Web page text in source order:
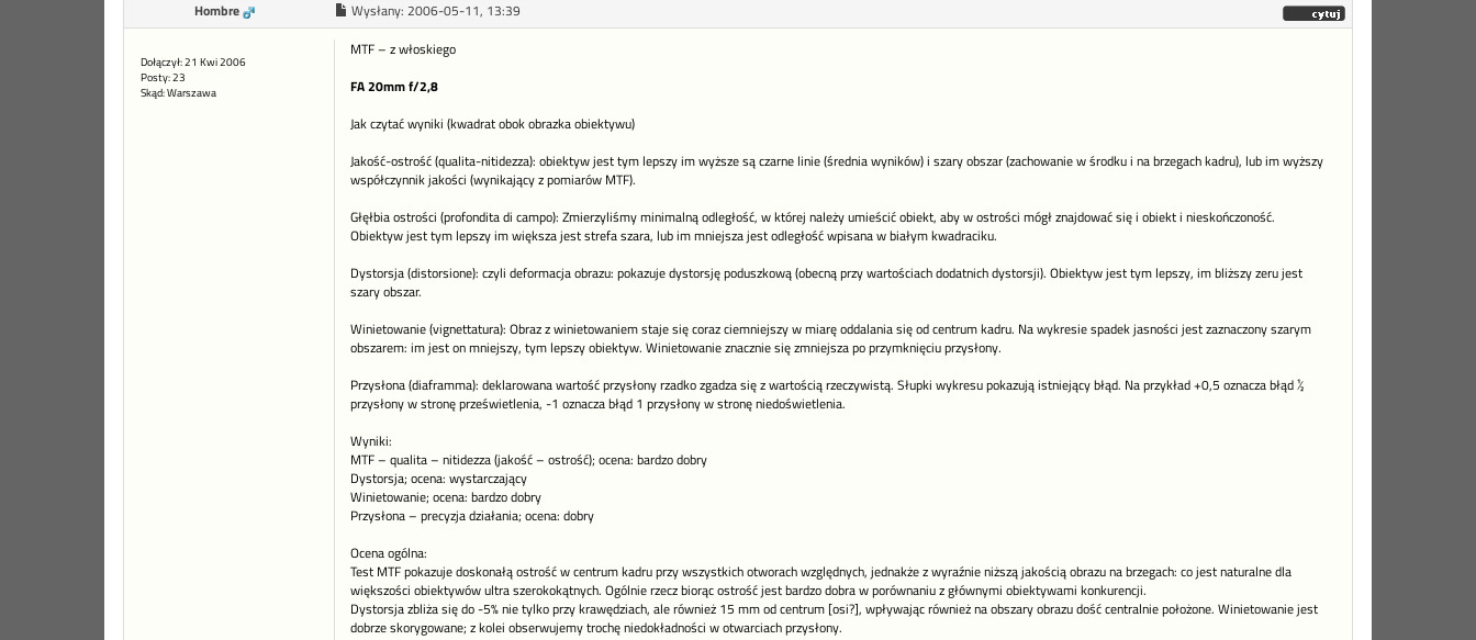
Hombre Wysłany: 2006-05-11, 13:39
Dołączył: 21 Kwi 2006
Posty: 23
Skąd: Warszawa
MTF – z włoskiego
FA 20mm f/2,8
Jak czytać wyniki (kwadrat obok obrazka obiektywu)
Jakość-ostrość (qualita-nitidezza): obiektyw jest tym lepszy im wyższe są czarne linie (średnia wyników) i szary obszar (zachowanie w środku i na brzegach kadru), lub im wyższy
współczynnik jakości (wynikający z pomiarów MTF).
Głęłbia ostrości (profondita di campo): Zmierzyliśmy minimalną odległość, w której należy umieścić obiekt, aby w ostrości mógł znajdować się i obiekt i nieskończoność.
Obiektyw jest tym lepszy im większa jest strefa szara, lub im mniejsza jest odległość wpisana w białym kwadraciku.
Dystorsja (distorsione): czyli deformacja obrazu: pokazuje dystorsję poduszkową (obecną przy wartościach dodatnich dystorsji). Obiektyw jest tym lepszy, im bliższy zeru jest
szary obszar.
Winietowanie (vignettatura): Obraz z winietowaniem staje się coraz ciemniejszy w miarę oddalania się od centrum kadru. Na wykresie spadek jasności jest zaznaczony szarym
obszarem: im jest on mniejszy, tym lepszy obiektyw. Winietowanie znacznie się zmniejsza po przymknięciu przysłony.
Przysłona (diaframma): deklarowana wartość przysłony rzadko zgadza się z wartością rzeczywistą. Słupki wykresu pokazują istniejący błąd. Na przykład +0,5 oznacza błąd ½
przysłony w stronę prześwietlenia, -1 oznacza błąd 1 przysłony w stronę niedoświetlenia.
Wyniki:
MTF – qualita – nitidezza (jakość – ostrość); ocena: bardzo dobry
Dystorsja; ocena: wystarczający
Winietowanie; ocena: bardzo dobry
Przysłona – precyzja działania; ocena: dobry
Ocena ogólna:
Test MTF pokazuje doskonałą ostrość w centrum kadru przy wszystkich otworach względnych, jednakże z wyraźnie niższą jakością obrazu na brzegach: co jest naturalne dla
większości obiektywów ultra szerokokątnych. Ogólnie rzecz biorąc ostrość jest bardzo dobra w porównaniu z głównymi obiektywami konkurencji.
Dystorsja zbliża się do -5% nie tylko przy krawędziach, ale również 15 mm od centrum [osi?], wpływając również na obszary obrazu dość centralnie położone. Winietowanie jest
dobrze skorygowane; z kolei obserwujemy trochę niedokładności w otwarciach przysłony.